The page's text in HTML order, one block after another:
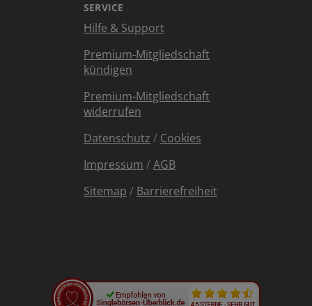
SERVICE
Hilfe & Support
Premium-Mitgliedschaft
kündigen
Premium-Mitgliedschaft
widerrufen
Datenschutz / Cookies
Impressum /AGB
Sitemap / Barrierefreiheit